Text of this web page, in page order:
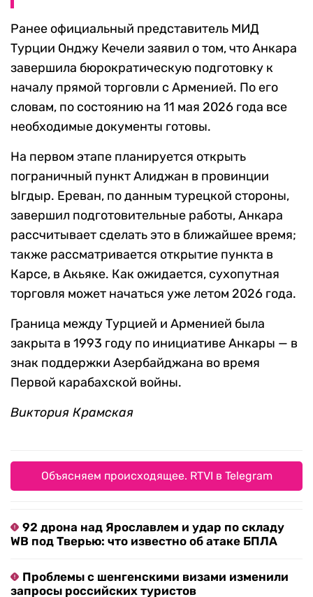
Ранее официальный представитель МИД
Турции Онджу Кечели заявил о том, что Анкара
завершила бюрократическую подготовку к
началу прямой торговли с Арменией. По его
словам, по состоянию на 11 мая 2026 года все
необходимые документы готовы.
На первом этапе планируется открыть
пограничный пункт Алиджан в провинции
Ыгдыр. Ереван, по данным турецкой стороны,
завершил подготовительные работы, Анкара
рассчитывает сделать это в ближайшее время;
также рассматривается открытие пункта в
Карсе, в Акьяке. Как ожидается, сухопутная
торговля может начаться уже летом 2026 года.
Граница между Турцией и Арменией была
закрыта в 1993 году по инициативе Анкары — в
знак поддержки Азербайджана во время
Первой карабахской войны.
Виктория Крамская
Объясняем происходящее. RTVI в Telegram
92 дрона над Ярославлем и удар по складу
WB под Тверью: что известно об атаке БПЛА
Проблемы с шенгенскими визами изменили
запросы российских туристов